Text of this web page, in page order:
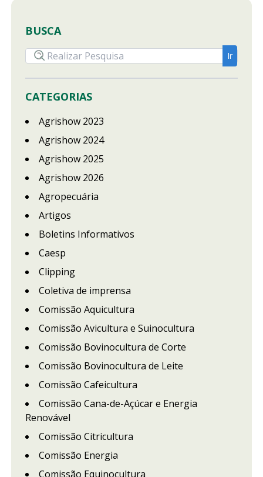
BUSCA
CATEGORIAS
Agrishow 2023
Agrishow 2024
Agrishow 2025
Agrishow 2026
Agropecuária
Artigos
Boletins Informativos
Caesp
Clipping
Coletiva de imprensa
Comissão Aquicultura
Comissão Avicultura e Suinocultura
Comissão Bovinocultura de Corte
Comissão Bovinocultura de Leite
Comissão Cafeicultura
Comissão Cana-de-Açúcar e Energia
Renovável
Comissão Citricultura
Comissão Energia
Comissão Equinocultura